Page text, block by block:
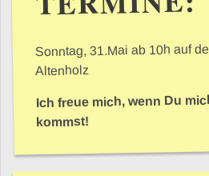
Sonntag, 31.Mai ab 10h auf
Altenholz
Ich freue mich, wenn Du
kommst!